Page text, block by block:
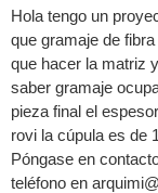
Hola tengo un
que gramaje de
que hacer la matriz
saber gramaje
pieza final el
rovi la cúpula es de
Póngase en
teléfono en